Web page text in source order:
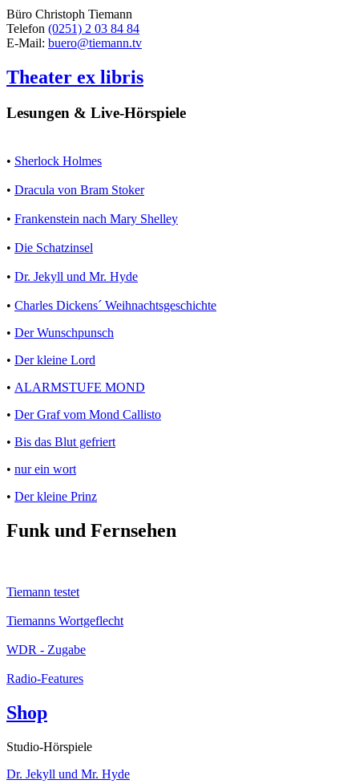
Büro Christoph Tiemann
Telefon (0251) 2 03 84 84
E-Mail: buero@tiemann.tv
Theater ex libris
Lesungen & Live-Hörspiele
• Sherlock Holmes
• Dracula von Bram Stoker
• Frankenstein nach Mary Shelley
• Die Schatzinsel
• Dr. Jekyll und Mr. Hyde
• Charles Dickens´ Weihnachtsgeschichte
• Der Wunschpunsch
• Der kleine Lord
• ALARMSTUFE MOND
• Der Graf vom Mond Callisto
• Bis das Blut gefriert
• nur ein wort
• Der kleine Prinz
Funk und Fernsehen
Tiemann testet
Tiemanns Wortgeflecht
WDR - Zugabe
Radio-Features
Shop
Studio-Hörspiele
Dr. Jekyll und Mr. Hyde